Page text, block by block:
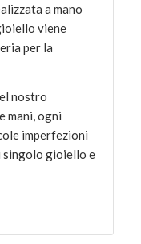
a mano
viene
per la
nostro
mani, ogni
imperfezioni
singolo gioiello e